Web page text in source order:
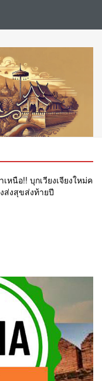
เหนือ!! บุกเวียงเจียงใหม่ค
ส่งสุขส่งท้ายปี